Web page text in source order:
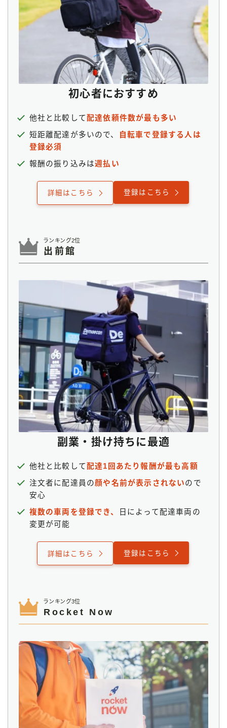
初心者におすすめ
他社と比較して配達依頼件数が最も多い
短距離配達が多いので、
自転車で登録する人は
登録必須
報酬の振り込みは週払い
詳細はこちら 登録はこちら
ランキング2位
出前館
副業・掛け持ちに最適
他社と比較して配達1回あたり報酬が最も高額
注文者に配達員の顔や名前が表示されないので
安心
複数の車両を登録でき、
日によって配達車両の
変更が可能
詳細はこちら 登録はこちら
ランキング3位
Rocket Now